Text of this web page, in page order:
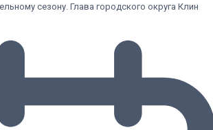
сезону. Глава городского округа Клин